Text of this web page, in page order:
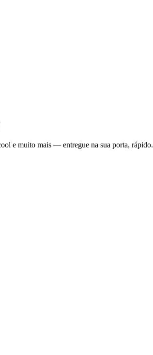
e muito mais — entregue na sua porta, rápido.